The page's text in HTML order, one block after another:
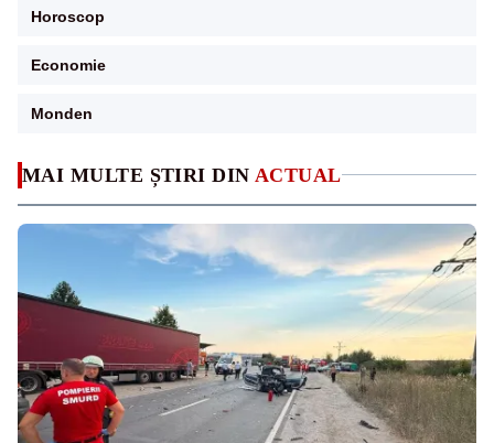
MAI MULTE ȘTIRI DIN ACTUAL
Horoscop
Economie
Monden